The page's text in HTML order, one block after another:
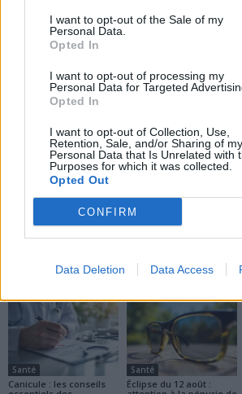
I want to opt-out of the Sale of my
Personal Data.
Opted In
I want to opt-out of processing my
Personal Data for Targeted
Opted In
I want to opt-out of Collection, Use,
Retention, Sale, and/or Sharing of my
Personal Data that Is Unrelated with
Purposes for which it was collected.
Opted Out
CONFIRM
Data Deletion Data Access
Article précédent
Douleurs au genou après
40 ans : découvrez les
exercices qui soulagent
accru
news
ARTICLES CONNEXES PLUS DE
Santé
Canicule : les conseils
Santé
Éclipse du 12 août :